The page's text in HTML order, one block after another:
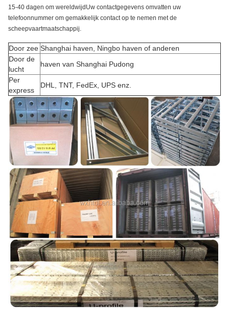
15-40 dagen om wereldwijdUw contactgegevens omvatten uw
telefoonnummer om gemakkelijk contact op te nemen met de
scheepvaartmaatschappij.
Door zee Shanghai haven, Ningbo haven of anderen
Door de
lucht
haven van Shanghai Pudong
Per
express
DHL, TNT, FedEx, UPS enz.